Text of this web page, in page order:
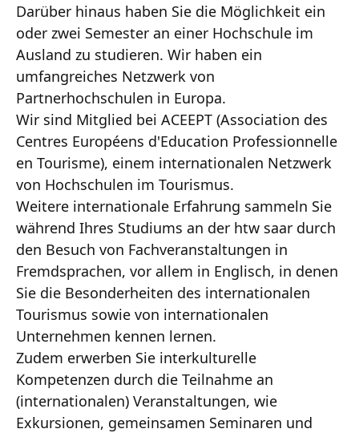
Darüber hinaus haben Sie die Möglichkeit ein
oder zwei Semester an einer Hochschule im
Ausland zu studieren. Wir haben ein
umfangreiches Netzwerk von
Partnerhochschulen in Europa.
Wir sind Mitglied bei ACEEPT (Association des
Centres Européens d'Education Professionnelle
en Tourisme), einem internationalen Netzwerk
von Hochschulen im Tourismus.
Weitere internationale Erfahrung sammeln Sie
während Ihres Studiums an der htw saar durch
den Besuch von Fachveranstaltungen in
Fremdsprachen, vor allem in Englisch, in denen
Sie die Besonderheiten des internationalen
Tourismus sowie von internationalen
Unternehmen kennen lernen.
Zudem erwerben Sie interkulturelle
Kompetenzen durch die Teilnahme an
(internationalen) Veranstaltungen, wie
Exkursionen, gemeinsamen Seminaren und